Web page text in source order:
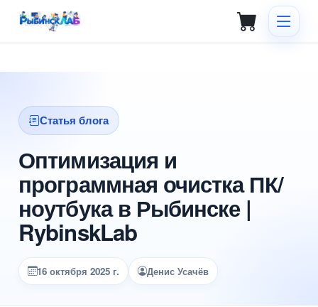
Статья блога
Оптимизация и
программная очистка ПК/
ноутбука в Рыбинске |
RybinskLab
16 октября 2025 г. Денис Усачёв